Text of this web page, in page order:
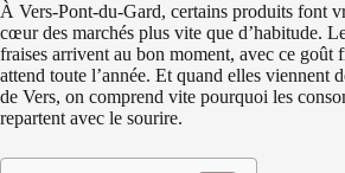
À Vers-Pont-du-Gard, certains produits font
cœur des marchés plus vite que d’habitude.
fraises arrivent au bon moment, avec ce goût
attend toute l’année. Et quand elles viennent
de Vers, on comprend vite pourquoi les
repartent avec le sourire.